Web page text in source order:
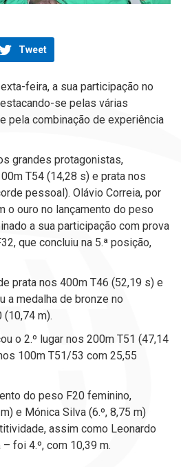
Tweet
feira, a sua participação no
se pelas várias
pela combinação de experiência
grandes protagonistas,
T54 (14,28 s) e prata nos
pessoal). Olávio Correia, por
o ouro no lançamento do peso
a sua participação com prova
que concluiu na 5.ª posição,
prata nos 400m T46 (52,19 s) e
a medalha de bronze no
(10,74 m).
o 2.º lugar nos 200m T51 (47,14
100m T51/53 com 25,55
do peso F20 feminino,
e Mónica Silva (6.º, 8,75 m)
assim como Leonardo
foi 4.º, com 10,39 m.